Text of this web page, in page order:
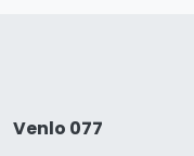
Venlo 077